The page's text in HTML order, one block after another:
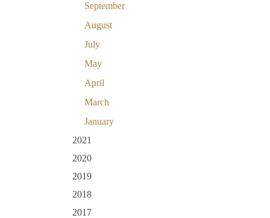
September
August
July
May
April
March
January
2021
2020
2019
2018
2017